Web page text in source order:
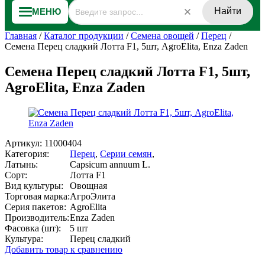
МЕНЮ Найти
Главная /Каталог продукции /Семена овощей /Перец /
Семена Перец сладкий Лотта F1, 5шт, AgroElita, Enza Zaden
Семена Перец сладкий Лотта F1, 5шт,
AgroElita, Enza Zaden
Артикул: 11000404
Категория:
Перец, Серии семян,
Латынь:
Capsicum annuum L.
Сорт:
Лотта F1
Вид культуры:
Овощная
Торговая марка:АгроЭлита
Серия пакетов: AgroElita
Производитель:Enza Zaden
Фасовка (шт):
5 шт
Культура:
Перец сладкий
Добавить товар к сравнению